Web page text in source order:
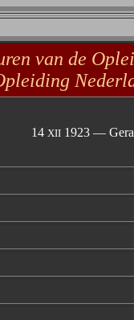
van de
14 XII 1923 —